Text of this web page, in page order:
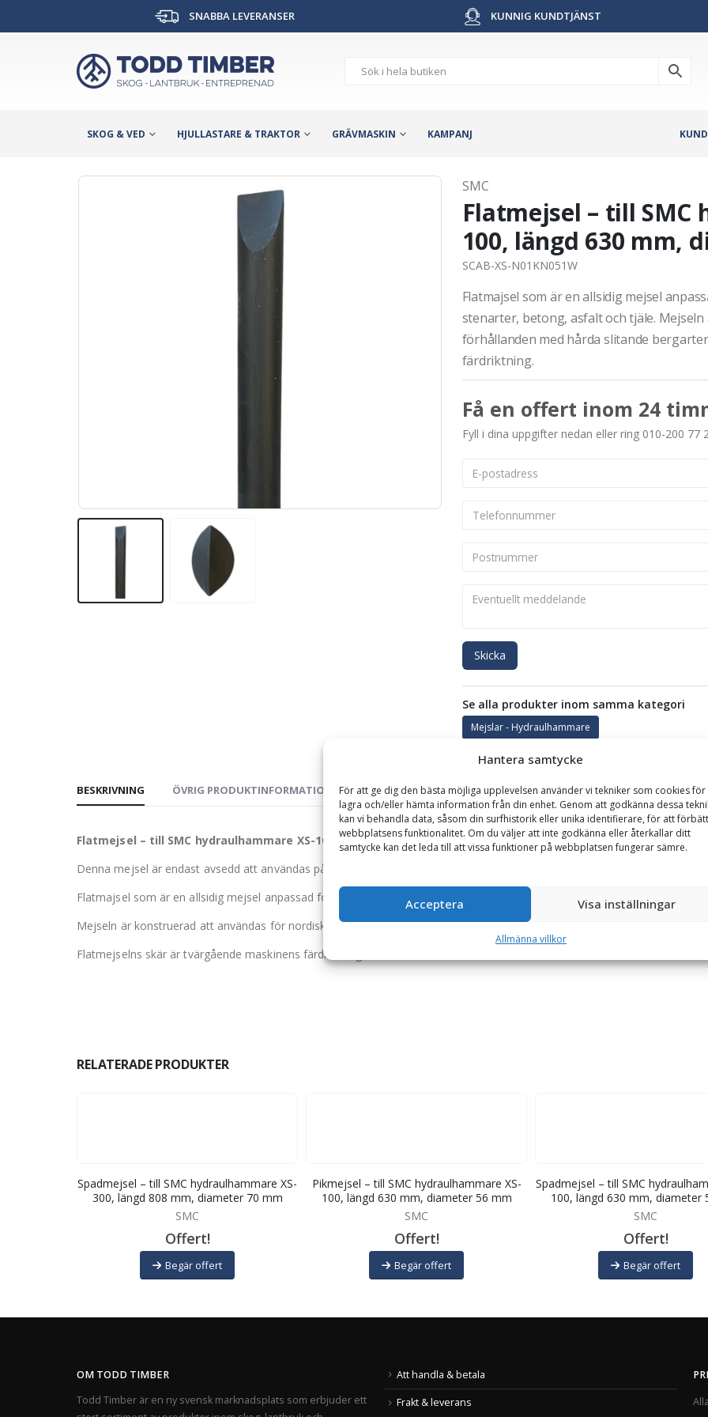
Hantera samtycke
För att ge dig den bästa möjliga upplevelsen använder vi tekniker som cookies
lagra och/eller hämta information från din enhet. Genom att godkänna dessa
kan vi behandla data, såsom din surfhistorik eller unika identifierare, för att
webbplatsens funktionalitet. Om du väljer att inte godkänna eller återkallar ditt
samtycke kan det leda till att vissa funktioner på webbplatsen fungerar sämre.
Acceptera Visa inställningar
Allmänna villkor
SNABBA LEVERANSER KUNNIG KUNDTJÄNST
SKOG & VED HJULLASTARE & TRAKTOR GRÄVMASKIN KAMPANJ
SMC
Flatmejsel – till SMC
100, längd 630 mm,
SCAB-XS-N01KN051W
Flatmajsel som är en allsidig mejsel
stenarter, betong, asfalt och tjäle.
förhållanden med hårda slitande
färdriktning.
Få en offert inom 24
Fyll i dina uppgifter nedan eller ring 010-200 77
Skicka
Se alla produkter inom samma kategori
Mejslar - Hydraulhammare
BESKRIVNING ÖVRIG PRODUKTINFORMATION GARANTI
Flatmejsel – till SMC hydraulhammare XS-100, längd 630 mm, diameter 56 mm
Denna mejsel är endast avsedd att användas på hydraulhammare av märket SMC.
Flatmajsel som är en allsidig mejsel anpassad för hårda material såsom knackning av olika stenarter, betong, asfalt och
Mejseln är konstruerad att användas för nordiska förhållanden med hårda slitande bergarter.
Flatmejselns skär är tvärgående maskinens färdriktning.
RELATERADE PRODUKTER
Spadmejsel – till SMC hydraulhammare XS-
300, längd 808 mm, diameter 70 mm
SMC
Offert!
Begär offert
Pikmejsel – till SMC hydraulhammare XS-
100, längd 630 mm, diameter 56 mm
SMC
Offert!
Begär offert
Spadmejsel – till SMC
100, längd 630 mm, diameter
SMC
Offert!
Begär offert
OM TODD TIMBER
Todd Timber är en ny svensk marknadsplats som erbjuder ett
Att handla & betala
Frakt & leverans